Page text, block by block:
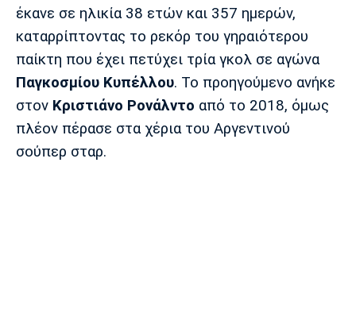
Γιουνάιτεντ
Τσέλσι Άρσεναλ
Λίβερπουλ
Μάντσεστερ
Σίτι
έκανε σε ηλικία 38 ετών και 357 ημερών,
καταρρίπτοντας το ρεκόρ του γηραιότερου
παίκτη που έχει πετύχει τρία γκολ σε αγώνα
Παγκοσμίου Κυπέλλου. Το προηγούμενο ανήκε
στον Κριστιάνο Ρονάλντο από το 2018, όμως
πλέον πέρασε στα χέρια του Αργεντινού
σούπερ σταρ.